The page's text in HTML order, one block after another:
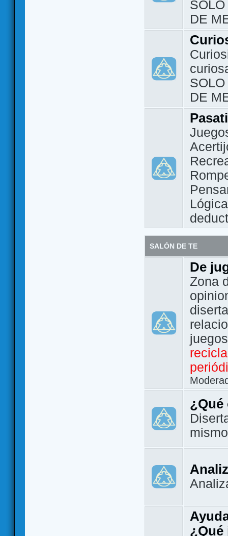
DE
DE
Lógica
SALÓN DE TE
De
Zona
¿Qué
¿Qué